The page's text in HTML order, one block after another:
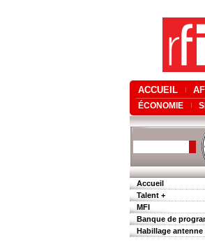
ACCUEIL
ÉCONOMIE
Accueil
Talent +
MFI
Banque de
Habillage antenne